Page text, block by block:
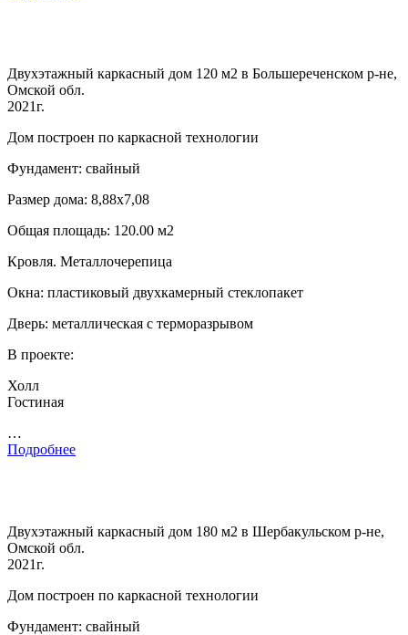
Двухэтажный каркасный дом 120 м2 в Большереченском р-не,
Омской обл.
2021г.
Дом построен по каркасной технологии
Фундамент: свайный
Размер дома: 8,88х7,08
Общая площадь: 120.00 м2
Кровля. Металлочерепица
Окна: пластиковый двухкамерный стеклопакет
Дверь: металлическая с терморазрывом
В проекте:
Холл
Гостиная
…
Подробнее
Двухэтажный каркасный дом 180 м2 в Шербакульском р-не,
Омской обл.
2021г.
Дом построен по каркасной технологии
Фундамент: свайный